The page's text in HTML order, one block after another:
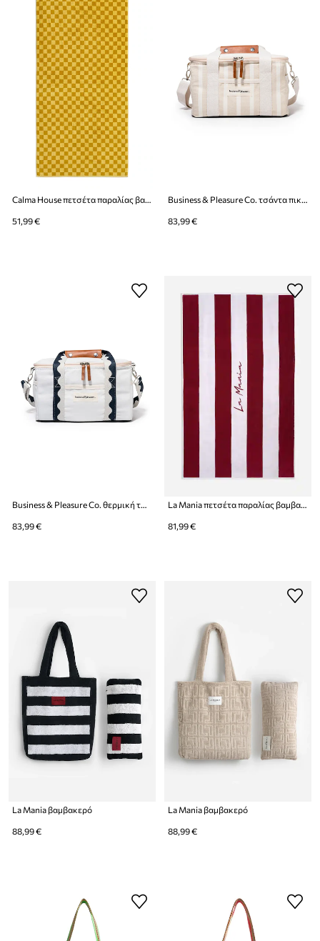
51,99 € 83,99 €
Business & Pleasure Co. θερμική τσάντα από βαμβάκι 32 x 22 x 20 cm
83,99 €
La Mania πετσέτα παραλίας βαμβακερή 170 x 100 cm
81,99 €
La Mania βαμβακερό
88,99 €
La Mania βαμβακερό
88,99 €